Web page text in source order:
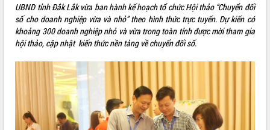
SỞ, BAN, NGÀNH
UBND CÁC XÃ, PHƯỜNG
THÔNG TIN CHỈ ĐẠO ĐIỀU HÀNH
HỆ THỐNG VĂN BẢN
VĂN BẢN HĐND TỈNH
UBND tỉnh Đắk Lắk vừa ban hành kế hoạch tổ chức Hội thảo “Chuyển đổi
số cho doanh nghiệp vừa và nhỏ” theo hình thức trực tuyến. Dự kiến có
khoảng 300 doanh nghiệp nhỏ và vừa trong toàn tỉnh được mời tham gia
hội thảo, cập nhật kiến thức nền tảng về chuyển đổi số.